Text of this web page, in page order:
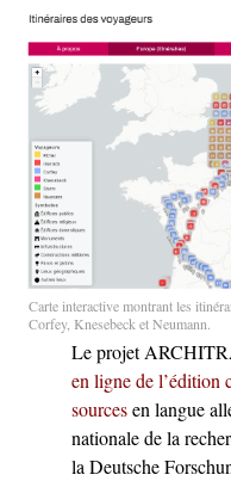
Carte interactive montrant les
Corfey, Knesebeck et Neumann.
Le projet
en ligne de l’édition
sourcesen langue
nationale de la
la Deutsche